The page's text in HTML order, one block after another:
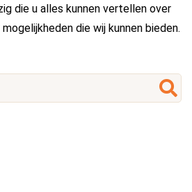
die u alles kunnen vertellen over
die wij kunnen bieden.